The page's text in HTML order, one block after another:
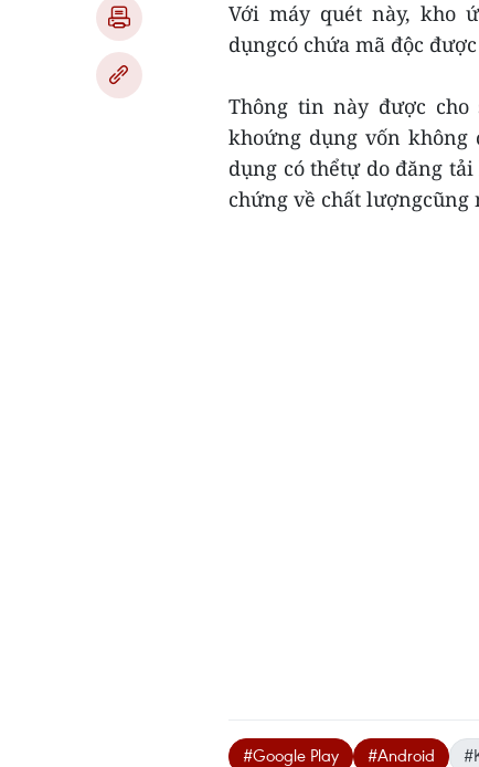
Với máy quét này, kho
dụngcó chứa mã độc
Thông tin này được
khoứng dụng vốn
dụng có thểtự do đăng
chứng về chất lượngcũng
#Google Play #Android